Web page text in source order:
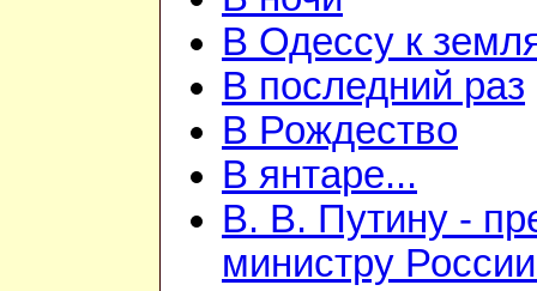
В Одессу к
В последний раз
В Рождество
В янтаре...
В. В. Путину -
министру